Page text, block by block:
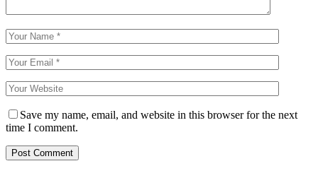
Save my name, email, and website in this browser for the next
time I comment.